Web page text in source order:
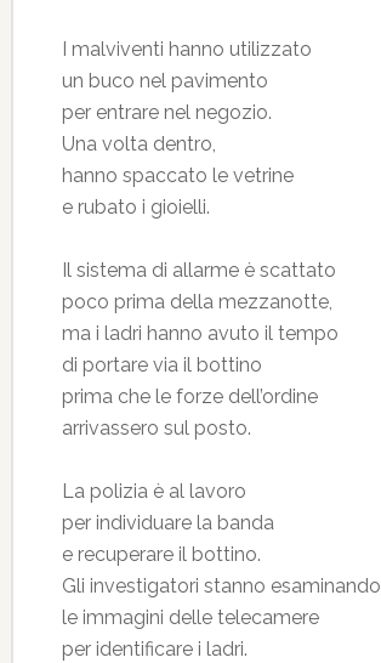
I malviventi hanno utilizzato
un buco nel pavimento
per entrare nel negozio.
Una volta dentro,
hanno spaccato le vetrine
e rubato i gioielli.
Il sistema di allarme è scattato
poco prima della mezzanotte,
ma i ladri hanno avuto il tempo
di portare via il bottino
prima che le forze dell’ordine
arrivassero sul posto.
La polizia è al lavoro
per individuare la banda
e recuperare il bottino.
Gli investigatori stanno esaminando
le immagini delle telecamere
per identificare i ladri.